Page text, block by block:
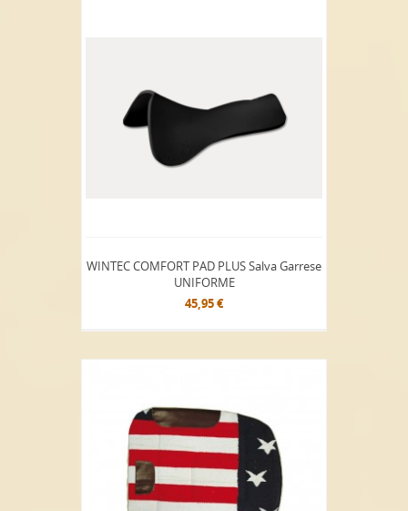
WINTEC COMFORT PAD PLUS Salva Garrese
UNIFORME
45,95 €